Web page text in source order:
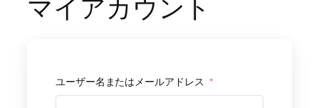
マイアカウント
ユーザー名またはメールアドレス *